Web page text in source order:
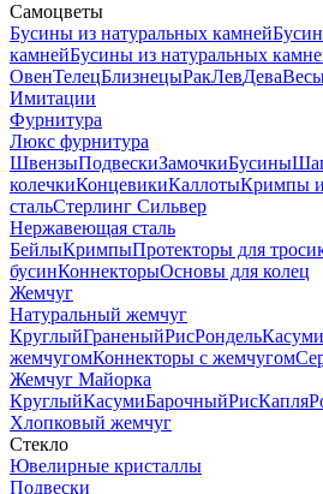
Самоцветы
Бусины из натуральных камней
камнейБусины из натуральных
ОвенТелецБлизнецыРакЛевДева
Имитации
Фурнитура
Люкс фурнитура
ШвензыПодвескиЗамочкиБусины
колечкиКонцевикиКаллотыКримпы
стальСтерлинг Сильвер
Нержавеющая сталь
БейлыКримпыПротекторы для
бусинКоннекторыОсновы для колец
Жемчуг
Натуральный жемчуг
КруглыйГраненыйРисРондельКасуми
жемчугомКоннекторы с жемчугом
Жемчуг Майорка
КруглыйКасумиБарочныйРисКапля
Хлопковый жемчуг
Стекло
Ювелирные кристаллы
Подвески